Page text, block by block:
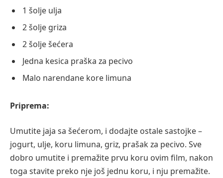
1 šolje ulja
2 šolje griza
2 šolje šećera
Jedna kesica praška za pecivo
Malo narendane kore limuna
Priprema:
Umutite jaja sa šećerom, i dodajte ostale sastojke –
jogurt, ulje, koru limuna, griz, prašak za pecivo. Sve
dobro umutite i premažite prvu koru ovim film, nakon
toga stavite preko nje još jednu koru, i nju premažite.